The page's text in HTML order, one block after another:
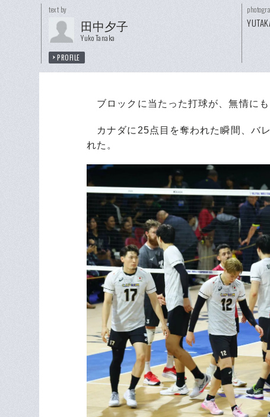
text by
田中夕子
Yuko Tanaka
PROFILE
ブロックに当たった打球が、無情にも
カナダに25点目を奪われた瞬間、バ
れた。